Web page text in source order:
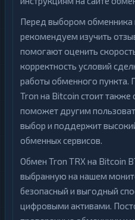
Перед выбором обменника
рекомендуем изучить
помогают оценить
корректность условий
работы обменного пункта.
Tron на Bitcoin стоит также
поможет другим
выбор и поддержит
обменных сервисов.
Обмен Tron TRX на Bitcoin
выбранную на нашем
безопасный и выгодный
цифровыми активами.